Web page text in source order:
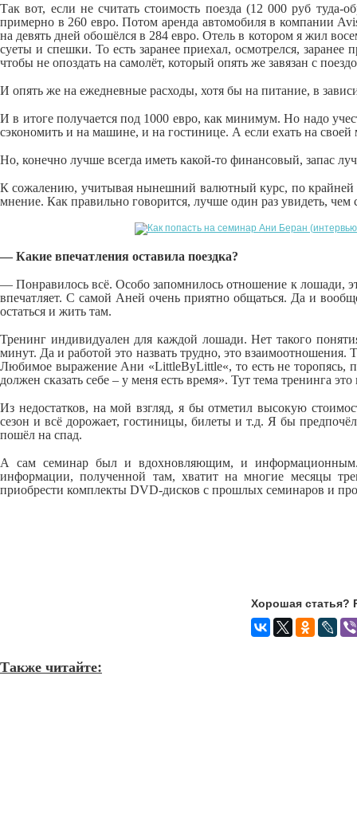
Так вот, если не считать стоимость поезда (12 000 руб
примерно в 260 евро. Потом аренда автомобиля в компании
на девять дней обошёлся в 284 евро. Отель в котором я жил
суеты и спешки. То есть заранее приехал, осмотрелся,
чтобы не опоздать на самолёт, который опять же завязан с
И опять же на ежедневные расходы, хотя бы на питание, в
И в итоге получается под 1000 евро, как минимум. Но надо
сэкономить и на машине, и на гостинице. А если ехать на
Но, конечно лучше всегда иметь какой-то финансовый, запас
К сожалению, учитывая нынешний валютный курс, по крайней
мнение. Как правильно говорится, лучше один раз увидеть, чем
— Какие впечатления оставила поездка?
— Понравилось всё. Особо запомнилось отношение к лошади,
впечатляет. С самой Аней очень приятно общаться. Да и
остаться и жить там.
Тренинг индивидуален для каждой лошади. Нет такого
минут. Да и работой это назвать трудно, это
Любимое выражение Ани «LittleByLittle«, то есть не
должен сказать себе – у меня есть время». Тут тема тренинга
Из недостатков, на мой взгляд, я бы отметил высокую
сезон и всё дорожает, гостиницы, билеты и т.д. Я бы
пошёл на спад.
А сам семинар был и вдохновляющим, и информационным.
информации, полученной там, хватит на многие месяцы
приобрести комплекты DVD-дисков с прошлых семинаров и
Хорошая статья?
Также читайте: